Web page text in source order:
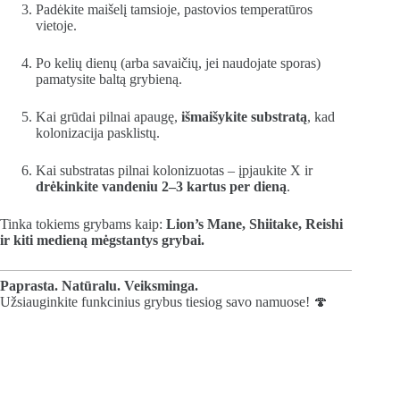
Padėkite maišelį tamsioje, pastovios temperatūros
vietoje.
Po kelių dienų (arba savaičių, jei naudojate sporas)
pamatysite baltą grybieną.
Kai grūdai pilnai apaugę, išmaišykite substratą, kad
kolonizacija pasklistų.
Kai substratas pilnai kolonizuotas – įpjaukite X ir
drėkinkite vandeniu 2–3 kartus per dieną.
Tinka tokiems grybams kaip: Lion’s Mane, Shiitake, Reishi
ir kiti medieną mėgstantys grybai.
Paprasta. Natūralu. Veiksminga.
Užsiauginkite funkcinius grybus tiesiog savo namuose! 🍄